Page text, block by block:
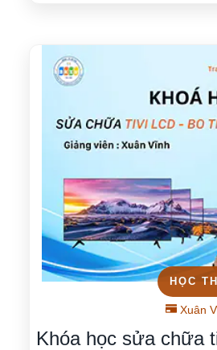
HỌC
Xuân
Khóa học sửa chữa